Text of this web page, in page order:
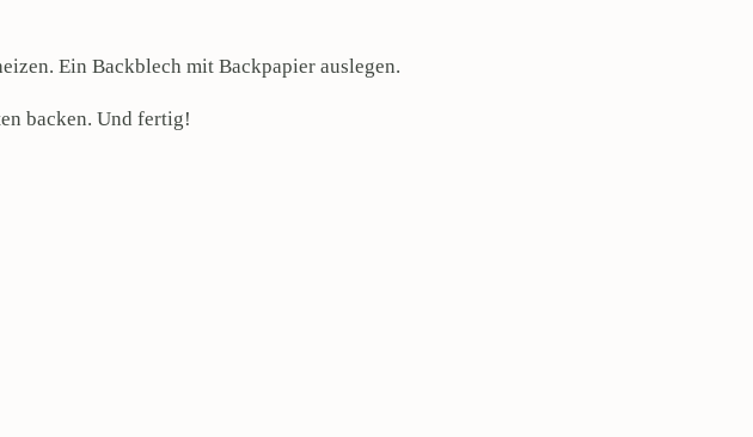
Ein Backblech mit Backpapier auslegen.
backen. Und fertig!